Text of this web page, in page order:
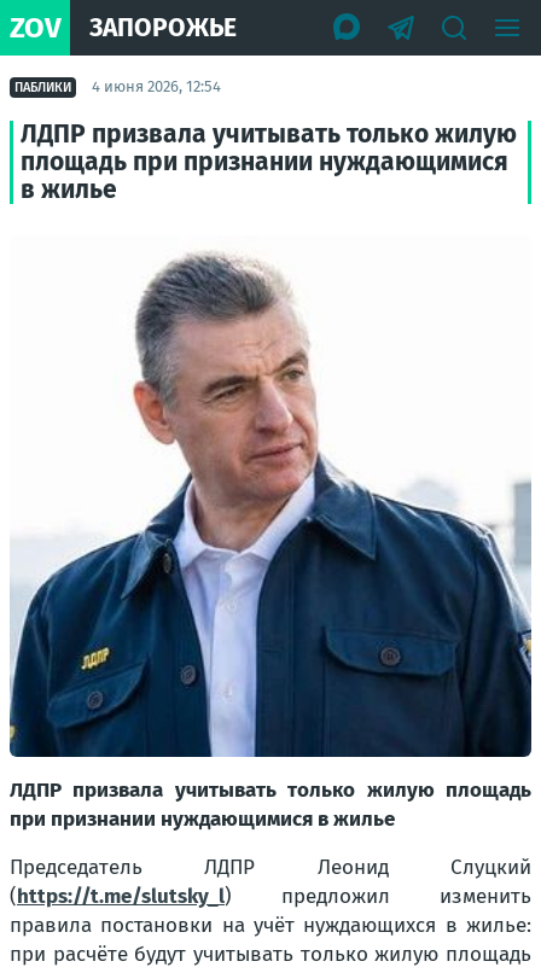
ZOV ЗАПОРОЖЬЕ
ПАБЛИКИ 4 июня 2026, 12:54
ЛДПР призвала учитывать только жилую
площадь при признании нуждающимися
в жилье
ЛДПР призвала учитывать только жилую площадь
при признании нуждающимися в жилье
Председатель ЛДПР Леонид Слуцкий
(https://t.me/slutsky_l) предложил изменить
правила постановки на учёт нуждающихся в жилье:
при расчёте будут учитывать только жилую площадь